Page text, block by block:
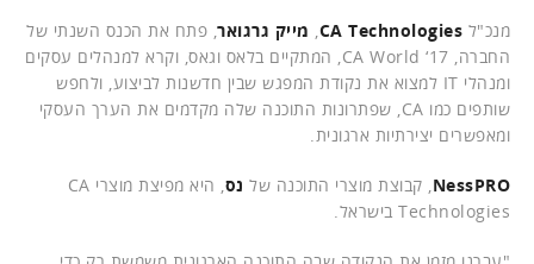
מנכ"ל CA Technologies מייק גרגואר , פתח את הכנס השנתי של
החברה, CA World ‘17, המתקיים בלאס וגאס, וקרא למנהלים עסקים
ומנהלי IT למצוא את נקודת המפגש שבין חדשנות לביצוע, ולחפש
שותפים כמו CA, שפתרונות התוכנה שלה מקדמים את הערך העסקי
ומאפשרים יצירתיות ארגונית.
NessPRO , קבוצת מוצרי התוכנה של נס
, היא מפיצת מוצרי CA
Technologies בישראל.